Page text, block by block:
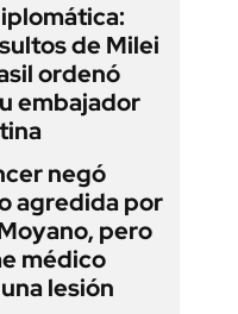
de Milei
ordenó
embajador
negó
agredida por
pero
médico
lesión